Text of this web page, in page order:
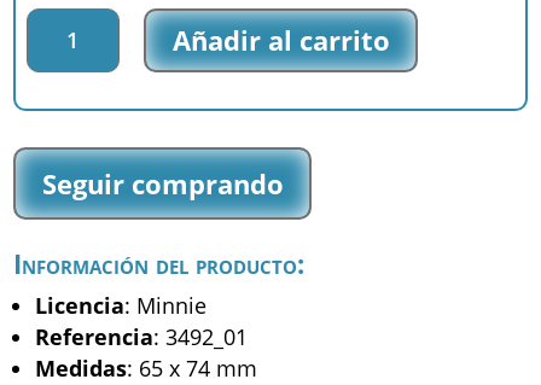
Parche
bordado
Minnie
-
-
(3492_01)
cantidad
Añadir al carrito
Seguir comprando
Información del producto:
Licencia: Minnie
Referencia: 3492_01
Medidas: 65 x 74 mm